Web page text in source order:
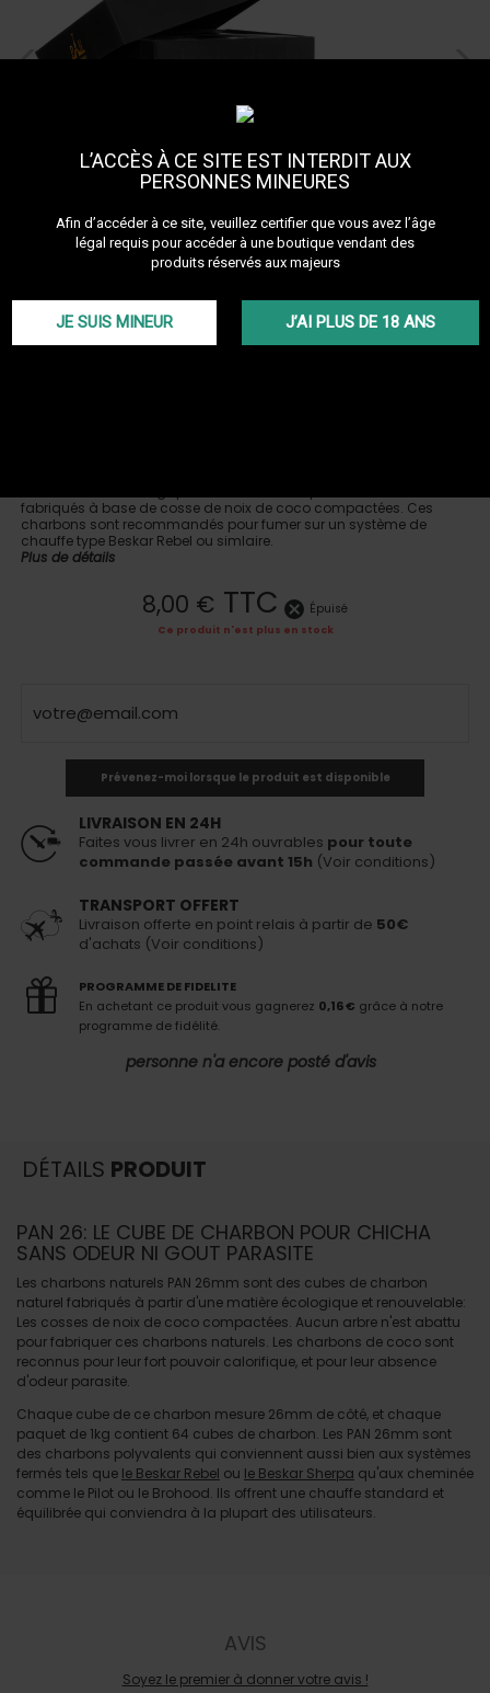
L’ACCÈS À CE SITE EST INTERDIT AUX
PERSONNES MINEURES
Afin d’accéder à ce site, veuillez certifier que vous avez l’âge
légal requis pour accéder à une boutique vendant des
produits réservés aux majeurs
JE SUIS MINEUR J’AI PLUS DE 18 ANS
Charbon naturel PAN cube
26mm
fabriqués à base de cosse de noix de coco compactées. Ces
charbons sont recommandés pour fumer sur un système de
chauffe type Beskar Rebel ou simlaire.
Plus de détails
8,00 € TTC Épuisé
Ce produit n'est plus en stock
Prévenez-moi lorsque le produit est disponible
LIVRAISON EN 24H
Faites vous livrer en 24h ouvrables pour toute
commande passée avant 15h (Voir conditions)
TRANSPORT OFFERT
Livraison offerte en point relais à partir de 50€
d'achats (Voir conditions)
PROGRAMME DE FIDELITE
En achetant ce produit vous gagnerez 0,16 € grâce à notre
programme de fidélité.
personne n'a encore posté d'avis
DÉTAILS PRODUIT
PAN 26: LE CUBE DE CHARBON POUR CHICHA
SANS ODEUR NI GOUT PARASITE
Les charbons naturels PAN 26mm sont des cubes de charbon
naturel fabriqués à partir d'une matière écologique et renouvelable:
Les cosses de noix de coco compactées. Aucun arbre n'est abattu
pour fabriquer ces charbons naturels. Les charbons de coco sont
reconnus pour leur fort pouvoir calorifique, et pour leur absence
d'odeur parasite.
Chaque cube de ce charbon mesure 26mm de côté, et chaque
paquet de 1kg contient 64 cubes de charbon. Les PAN 26mm sont
des charbons polyvalents qui conviennent aussi bien aux systèmes
fermés tels que le Beskar Rebel ou le Beskar Sherpa qu'aux cheminée
comme le Pilot ou le Brohood. Ils offrent une chauffe standard et
équilibrée qui conviendra à la plupart des utilisateurs.
AVIS
Soyez le premier à donner votre avis !